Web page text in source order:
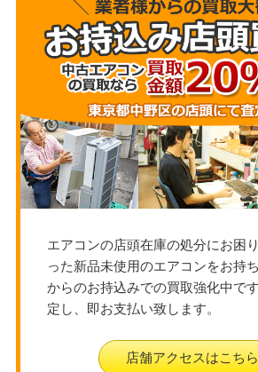
エアコンの店頭在庫の処分にお困
った新品未使用のエアコンをお持
からのお持込みでの買取強化中で
定し、即お支払い致します。
店舗アクセスはこちら